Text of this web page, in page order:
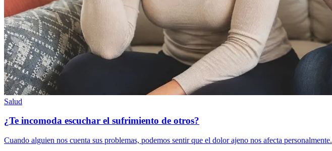
Salud
¿Te incomoda escuchar el sufrimiento de otros?
Cuando alguien nos cuenta sus problemas, podemos sentir que el dolor ajeno nos afecta personalmente.